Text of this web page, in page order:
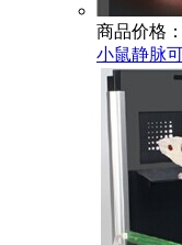
商品价格
小鼠静脉